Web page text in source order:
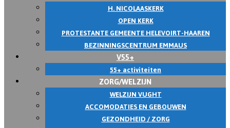
H. NICOLAASKERK
OPEN KERK
PROTESTANTE GEMEENTE HELEVOIRT-HAAREN
BEZINNINGSCENTRUM EMMAUS
V55+
55+ activiteiten
ZORG/WELZIJN
WELZIJN VUGHT
ACCOMODATIES EN GEBOUWEN
GEZONDHEID / ZORG